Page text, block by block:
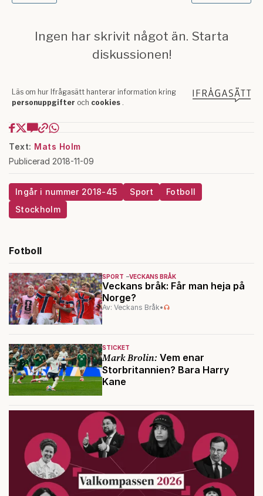
Text: Mats Holm
Publicerad 2018-11-09
Ingår i nummer 2018-45 Sport
Fotboll
Stockholm
Fotboll
SPORT VECKANS BRÅK
Veckans bråk: Får man heja på
Norge?
Av: Veckans Bråk•
STICKET
Mark Brolin: Vem enar
Storbritannien? Bara Harry
Kane